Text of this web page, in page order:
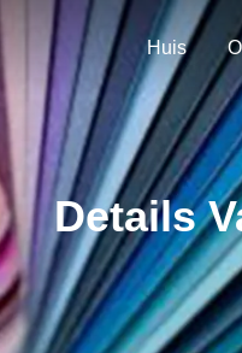
Huis
Details